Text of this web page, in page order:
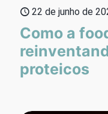
22 de junho de
Como a
proteicos